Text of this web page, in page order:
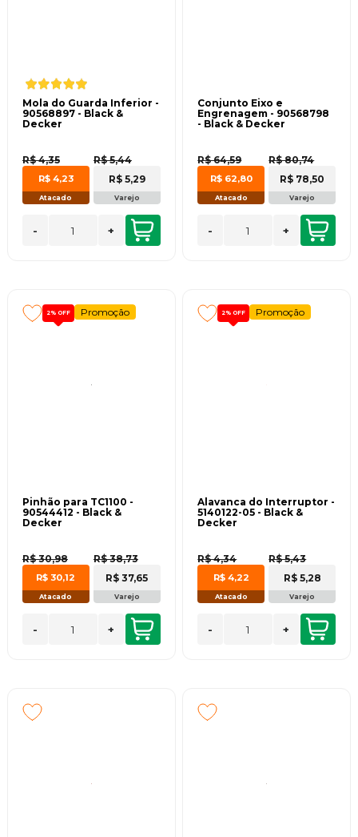
Mola do Guarda Inferior -
90568897 - Black &
Decker
R$ 4,35
R$ 4,23
Atacado
R$ 5,44
R$ 5,29
Varejo
- +
Conjunto Eixo e
Engrenagem - 90568798
- Black & Decker
R$ 64,59
R$ 62,80
Atacado
R$ 80,74
R$ 78,50
Varejo
- +
2% OFF Promoção
Pinhão para TC1100 -
90544412 - Black &
Decker
R$ 30,98
R$ 30,12
Atacado
R$ 38,73
R$ 37,65
Varejo
- +
2% OFF Promoção
Alavanca do Interruptor -
5140122-05 - Black &
Decker
R$ 4,34
R$ 4,22
Atacado
R$ 5,43
R$ 5,28
Varejo
- +